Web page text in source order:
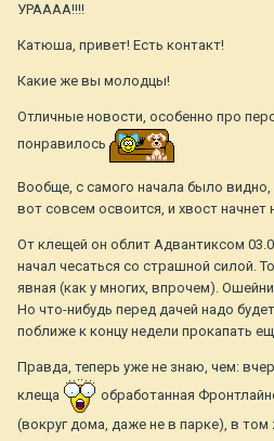
УРАААА!!!!
Катюша, привет! Есть контакт!
Какие же вы молодцы!
Отличные новости, особенно про
понравилось
Вообще, с самого начала было видно,
вот совсем освоится, и хвост
От клещей он облит Адвантиксом
начал чесаться со страшной силой.
явная (как у многих, впрочем).
Но что-нибудь перед дачей надо
поближе к концу недели прокапать
Правда, теперь уже не знаю, чем:
клеща
обработанная
(вокруг дома, даже не в парке), в том